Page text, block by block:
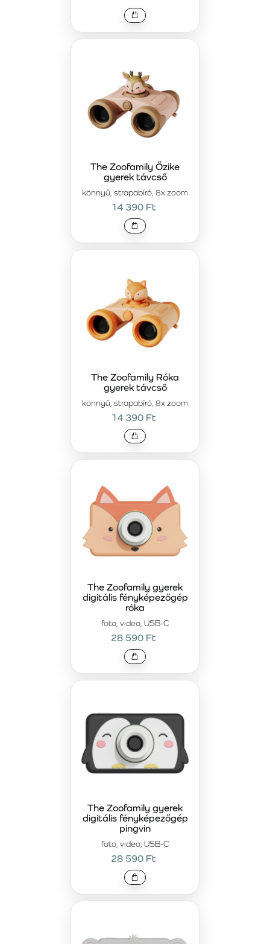
könnyű, strapabíró, 8x zoom
The Zoofamily Őzike
gyerek távcső
14 390 Ft
könnyű, strapabíró, 8x zoom
The Zoofamily Róka
gyerek távcső
14 390 Ft
foto, video, USB-C
The Zoofamily gyerek
digitális fényképezőgép
róka
28 590 Ft
foto, video, USB-C
The Zoofamily gyerek
digitális fényképezőgép
pingvin
28 590 Ft